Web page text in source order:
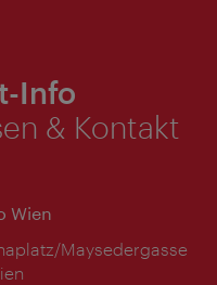
Info
& Kontakt
Wien
Maysedergasse